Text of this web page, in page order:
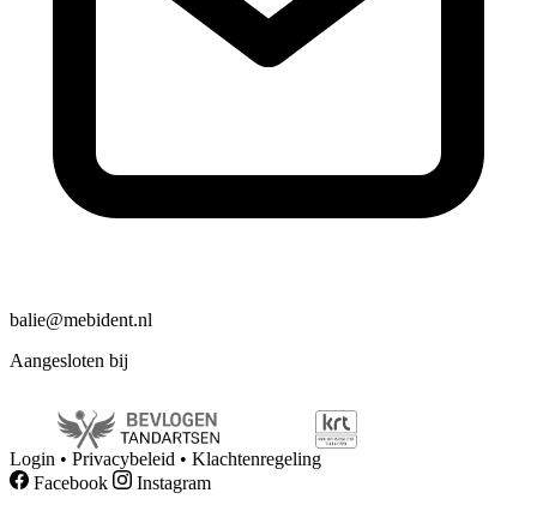
balie@mebident.nl
Aangesloten bij
Login • Privacybeleid • Klachtenregeling
Facebook
Instagram